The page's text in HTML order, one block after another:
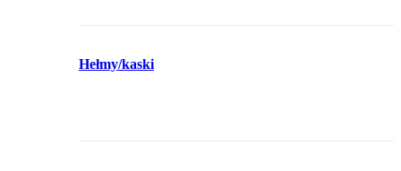
Hełmy/kaski